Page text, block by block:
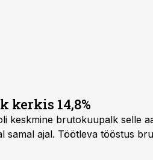
kerkis 14,8%
keskmine brutokuupalk selle
samal ajal. Töötleva tööstus